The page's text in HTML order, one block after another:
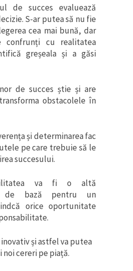
de succes evaluează
S-ar putea să nu fie
cea mai bună, dar
cu realitatea
greșeala și a găsi
de succes știe și are
obstacolele în
și determinarea fac
pe care trebuie să le
succesului.
va fi o altă
de bază pentru un
orice oportunitate
inovativ și astfel va putea
noi cereri pe piață.